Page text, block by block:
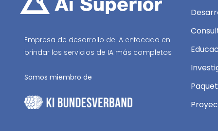
Empresa de desarrollo de IA enfocada en
brindar los servicios de IA más completos
Somos miembro de